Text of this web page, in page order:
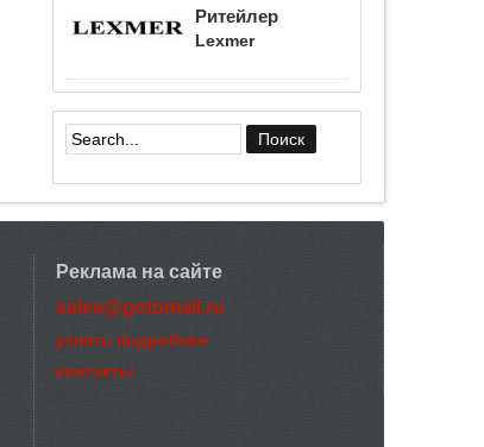
Ритейлер
Lexmer
Форма поиска
Реклама на сайте
sales@gotomall.ru
узнать подробнее
контакты